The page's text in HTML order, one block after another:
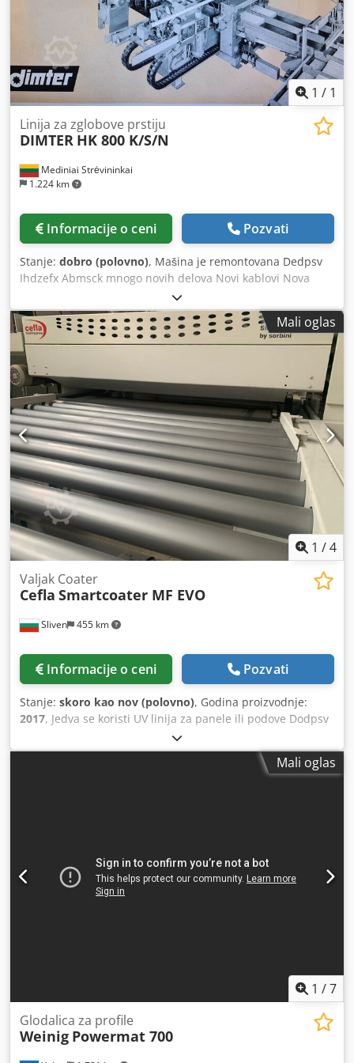
програмер ОМРОН Периметралне сигурносне металне
мреже Радни капацитет (циклуси / мин) 16 - 20 ( ца.) Мин /
Мак дебљина плоча мм 10 - 50 (ца.) Мин димензије плоча
мм 250 к 320 (ца.) Максималне димензије плоча мм 1200 к
3200 (ца.) Укупна инсталирана снага мотора Кв 23,3
Djdpfod Rg Dpsx Abmeck [...]
1 / 1
Mediniai Strėvininkai
1.224 km
Linija za zglobove prstiju
DIMTER HK 800 K/S/N
Informacije o ceni Pozvati
Stanje: dobro (polovno), Mašina je remontovana Dedpsv
Ihdzefx Abmsck mnogo novih delova Novi kablovi Nova
hidraulična stanica Mašina je proverena, funkcionalna,
Možemo poslati video.
Mali oglas
1 /4
Sliven 455 km
Valjak Coater
Cefla Smartcoater MF EVO
Informacije o ceni Pozvati
Stanje: skoro kao nov (polovno), Godina proizvodnje:
2017, Jedva se koristi UV linija za panele ili podove Dodpsv
Mali oglas
1 /7
Glodalica za profile
Weinig Powermat 700